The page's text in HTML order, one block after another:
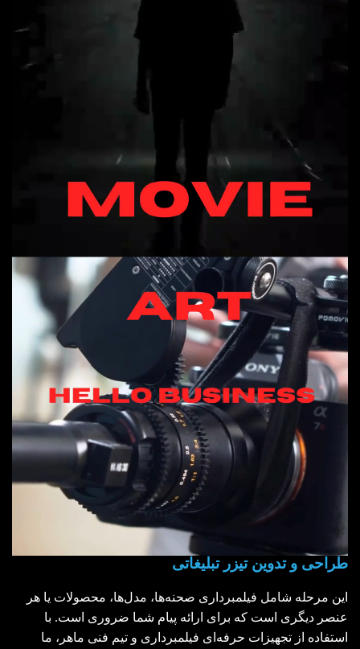
طراحی و تدوین تیزر تبلیغاتی
این مرحله شامل فیلمبرداری صحنه‌ها، مدل‌ها، محصولات یا هر
عنصر دیگری است که برای ارائه پیام شما ضروری است. با
استفاده از تجهیزات حرفه‌ای فیلمبرداری و تیم فنی ماهر، ما